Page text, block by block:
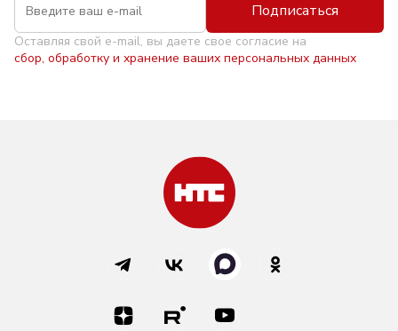
Подписаться
Оставляя свой e-mail, вы даете свое согласие на
сбор, обработку и хранение ваших персональных данных